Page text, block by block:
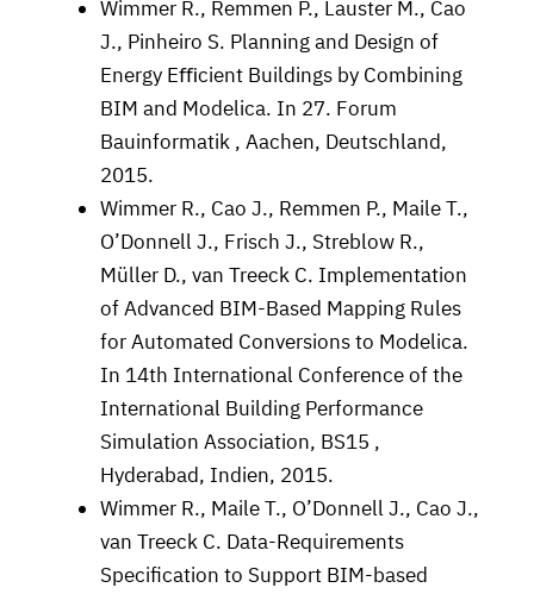
Wimmer R., Remmen P., Lauster M., Cao
J., Pinheiro S. Planning and Design of
Energy Eﬃcient Buildings by Combining
BIM and Modelica. In 27. Forum
Bauinformatik , Aachen, Deutschland,
2015.
Wimmer R., Cao J., Remmen P., Maile T.,
O’Donnell J., Frisch J., Streblow R.,
Müller D., van Treeck C. Implementation
of Advanced BIM-Based Mapping Rules
for Automated Conversions to Modelica.
In 14th International Conference of the
International Building Performance
Simulation Association, BS15 ,
Hyderabad, Indien, 2015.
Wimmer R., Maile T., O’Donnell J., Cao J.,
van Treeck C. Data-Requirements
Speciﬁcation to Support BIM-based